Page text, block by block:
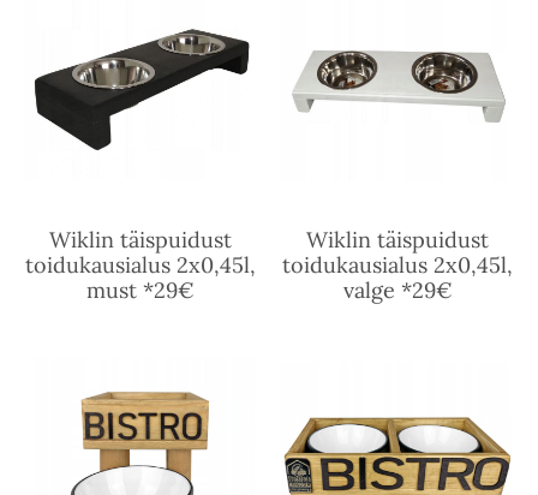
Wiklin täispuidust
toidukausialus 2x0,45l,
must *29€
Wiklin täispuidust
toidukausialus 2x0,45l,
valge *29€